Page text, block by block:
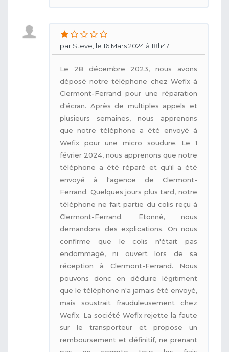
par Steve, le 16 Mars 2024 à 18h47
Le 28 décembre 2023, nous avons
déposé notre téléphone chez Wefix à
Clermont-Ferrand pour une réparation
d'écran. Après de multiples appels et
plusieurs semaines, nous apprenons
que notre téléphone a été envoyé à
Wefix pour une micro soudure. Le 1
février 2024, nous apprenons que notre
téléphone a été réparé et qu'il a été
envoyé à l'agence de Clermont-
Ferrand. Quelques jours plus tard, notre
téléphone ne fait partie du colis reçu à
Clermont-Ferrand. Etonné, nous
demandons des explications. On nous
confirme que le colis n'était pas
endommagé, ni ouvert lors de sa
réception à Clermont-Ferrand. Nous
pouvons donc en déduire légitiment
que le téléphone n'a jamais été envoyé,
mais soustrait frauduleusement chez
Wefix. La société Wefix rejette la faute
sur le transporteur et propose un
remboursement et définitif, ne prenant